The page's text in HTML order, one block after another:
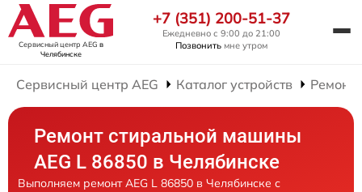
Сервисный центр AEG в
Челябинске
+7 (351) 200-51-37
Ежедневно с 9:00 до 21:00
Позвонить мне утром
Сервисный центр AEG Каталог устройств Ремонт
Ремонт стиральной машины
AEG L 86850 в Челябинске
Выполняем ремонт AEG L 86850 в Челябинске с